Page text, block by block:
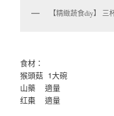
【精緻蔬食diy】 三
食材：
猴頭菇 1大碗
山藥 適量
红棗 適量